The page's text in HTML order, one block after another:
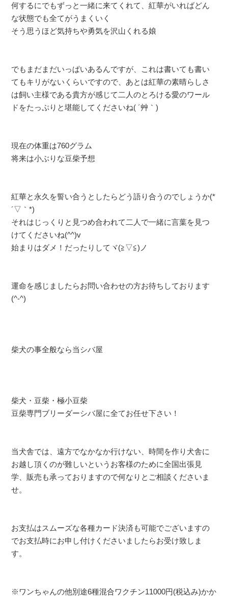
何するにでもずっと一緒に来てくれて、紅華がいればどん
な状態でも全てがうまくいく
そう思うほど気持ちや勇気を沢山くれる娘
でもまだまだいっぱいあるんですが、これは書いても書い
てもキリがないくらいですので、あとは紅華の素晴らしさ
は飼い主様である貴方が感じて二人のとろける愛のワール
ドをたっぷりと堪能してくださいね( ´艸｀)
現在の体重は760グラム
将来は小ぶりな豆柴予想
紅華と永久を誓い合うとしたらどう語り合うのでしょうか(*
´▽｀*)
それはじっくりと見つめ合われて二人で一緒に言葉を見つ
けてくださいね(^^)v
始まりはダメ！だったりしてヾ(≧▽≦)ノ
運命を感じましたらお問い合わせの方お待ちしております
(^-^)
柴犬の事全般なら当シバ屋
柴犬・豆柴・極小豆柴
豆柴専門ブリーダーシバ屋に全てお任せ下さい！
当犬舎では、遠方でなかなか行けない、時間を作り犬舎に
お越し頂くのが難しいというお客様のために全国出張見
学、販売も承っておりますので何なりとご相談くださいま
せ。
お支払はスムーズな各種カード決済も可能でございますの
でお支払時にお申し付けくださいましたらお受け致しま
す。
※ワンちゃんの他別途6種混合ワクチン11000円(税込み)かか